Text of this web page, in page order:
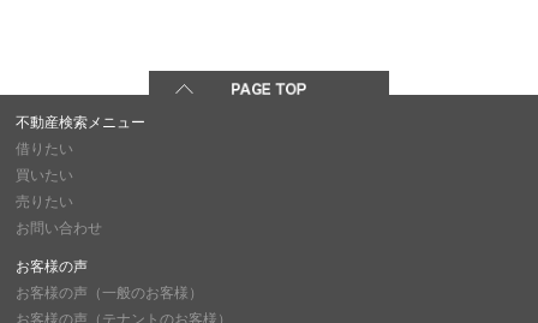
不動産検索メニュー
借りたい
買いたい
売りたい
お問い合わせ
お客様の声
お客様の声（一般のお客様）
お客様の声（テナントのお客様）